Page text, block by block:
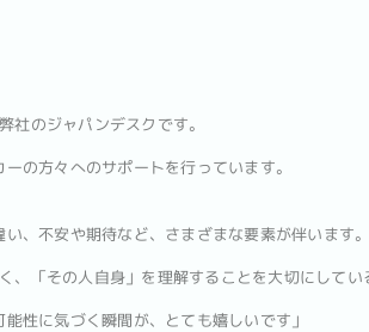
社のジャパンデスクです。
の方々へのサポートを行っています。
、不安や期待など、さまざまな要素が伴います。
「その人自身」を理解することを大切にしてい
性に気づく瞬間が、とても嬉しいです」